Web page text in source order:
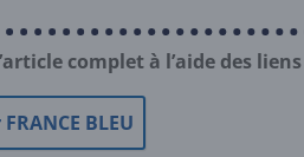
complet à l’aide des
BLEU